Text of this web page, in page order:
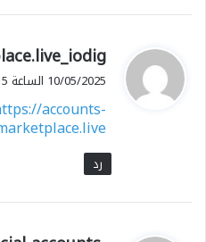
ي
ق
ل
10/05/2025 الساعة 05:15
accounts-
رد